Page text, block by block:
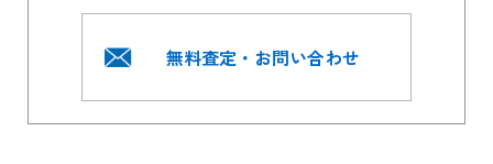
無料査定・お問い合わせ